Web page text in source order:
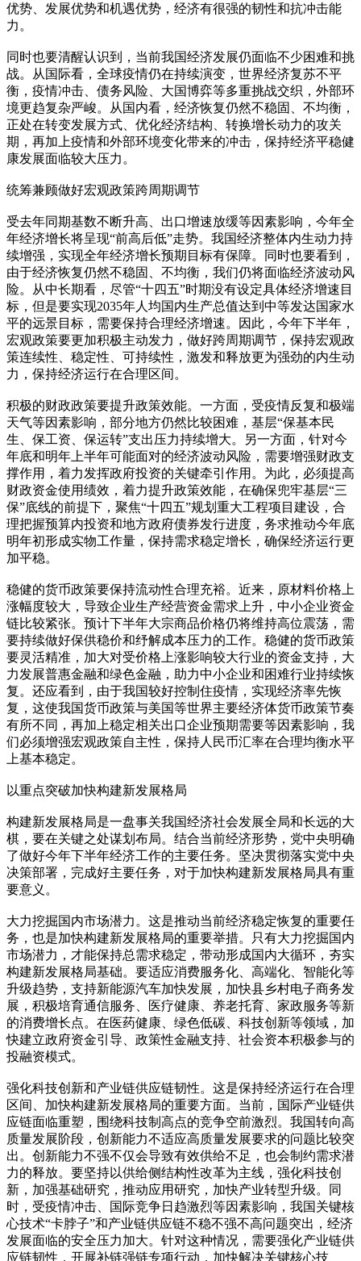
优势、发展优势和机遇优势，经济有很强的韧性和抗冲击能
力。
同时也要清醒认识到，当前我国经济发展仍面临不少困难和挑
战。从国际看，全球疫情仍在持续演变，世界经济复苏不平
衡，疫情冲击、债务风险、大国博弈等多重挑战交织，外部环
境更趋复杂严峻。从国内看，经济恢复仍然不稳固、不均衡，
正处在转变发展方式、优化经济结构、转换增长动力的攻关
期，再加上疫情和外部环境变化带来的冲击，保持经济平稳健
康发展面临较大压力。
统筹兼顾做好宏观政策跨周期调节
受去年同期基数不断升高、出口增速放缓等因素影响，今年全
年经济增长将呈现“前高后低”走势。我国经济整体内生动力持
续增强，实现全年经济增长预期目标有保障。同时也要看到，
由于经济恢复仍然不稳固、不均衡，我们仍将面临经济波动风
险。从中长期看，尽管“十四五”时期没有设定具体经济增速目
标，但是要实现2035年人均国内生产总值达到中等发达国家水
平的远景目标，需要保持合理经济增速。因此，今年下半年，
宏观政策要更加积极主动发力，做好跨周期调节，保持宏观政
策连续性、稳定性、可持续性，激发和释放更为强劲的内生动
力，保持经济运行在合理区间。
积极的财政政策要提升政策效能。一方面，受疫情反复和极端
天气等因素影响，部分地方仍然比较困难，基层“保基本民
生、保工资、保运转”支出压力持续增大。另一方面，针对今
年底和明年上半年可能面对的经济波动风险，需要增强财政支
撑作用，着力发挥政府投资的关键牵引作用。为此，必须提高
财政资金使用绩效，着力提升政策效能，在确保兜牢基层“三
保”底线的前提下，聚焦“十四五”规划重大工程项目建设，合
理把握预算内投资和地方政府债券发行进度，务求推动今年底
明年初形成实物工作量，保持需求稳定增长，确保经济运行更
加平稳。
稳健的货币政策要保持流动性合理充裕。近来，原材料价格上
涨幅度较大，导致企业生产经营资金需求上升，中小企业资金
链比较紧张。预计下半年大宗商品价格仍将维持高位震荡，需
要持续做好保供稳价和纾解成本压力的工作。稳健的货币政策
要灵活精准，加大对受价格上涨影响较大行业的资金支持，大
力发展普惠金融和绿色金融，助力中小企业和困难行业持续恢
复。还应看到，由于我国较好控制住疫情，实现经济率先恢
复，这使我国货币政策与美国等世界主要经济体货币政策节奏
有所不同，再加上稳定相关出口企业预期需要等因素影响，我
们必须增强宏观政策自主性，保持人民币汇率在合理均衡水平
上基本稳定。
以重点突破加快构建新发展格局
构建新发展格局是一盘事关我国经济社会发展全局和长远的大
棋，要在关键之处谋划布局。结合当前经济形势，党中央明确
了做好今年下半年经济工作的主要任务。坚决贯彻落实党中央
决策部署，完成好主要任务，对于加快构建新发展格局具有重
要意义。
大力挖掘国内市场潜力。这是推动当前经济稳定恢复的重要任
务，也是加快构建新发展格局的重要举措。只有大力挖掘国内
市场潜力，才能保持总需求稳定，带动形成国内大循环，夯实
构建新发展格局基础。要适应消费服务化、高端化、智能化等
升级趋势，支持新能源汽车加快发展，加快县乡村电子商务发
展，积极培育通信服务、医疗健康、养老托育、家政服务等新
的消费增长点。在医药健康、绿色低碳、科技创新等领域，加
快建立政府资金引导、政策性金融支持、社会资本积极参与的
投融资模式。
强化科技创新和产业链供应链韧性。这是保持经济运行在合理
区间、加快构建新发展格局的重要方面。当前，国际产业链供
应链面临重塑，围绕科技制高点的竞争空前激烈。我国转向高
质量发展阶段，创新能力不适应高质量发展要求的问题比较突
出。创新能力不强不仅会导致有效供给不足，也会制约需求潜
力的释放。要坚持以供给侧结构性改革为主线，强化科技创
新，加强基础研究，推动应用研究，加快产业转型升级。同
时，受疫情冲击、国际竞争日趋激烈等因素影响，我国关键核
心技术“卡脖子”和产业链供应链不稳不强不高问题突出，经济
发展面临的安全压力加大。针对这种情况，需要强化产业链供
应链韧性，开展补链强链专项行动，加快解决关键核心技